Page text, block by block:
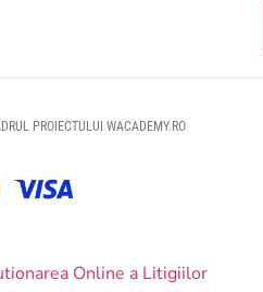
PROIECTULUI WACADEMY.RO